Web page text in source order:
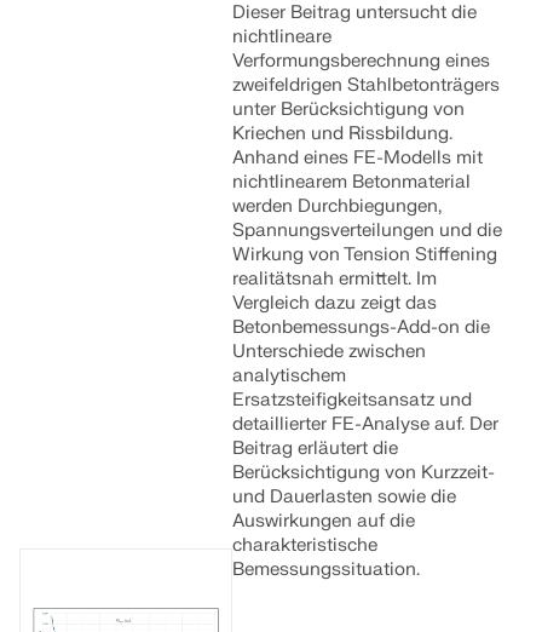
Dieser Beitrag untersucht die
nichtlineare
Verformungsberechnung eines
zweifeldrigen Stahlbetonträgers
unter Berücksichtigung von
Kriechen und Rissbildung.
Anhand eines FE-Modells mit
nichtlinearem Betonmaterial
werden Durchbiegungen,
Spannungsverteilungen und die
Wirkung von Tension Stiffening
realitätsnah ermittelt. Im
Vergleich dazu zeigt das
Betonbemessungs-Add-on die
Unterschiede zwischen
analytischem
Ersatzsteifigkeitsansatz und
detaillierter FE-Analyse auf. Der
Beitrag erläutert die
Berücksichtigung von Kurzzeit-
und Dauerlasten sowie die
Auswirkungen auf die
charakteristische
Bemessungssituation.